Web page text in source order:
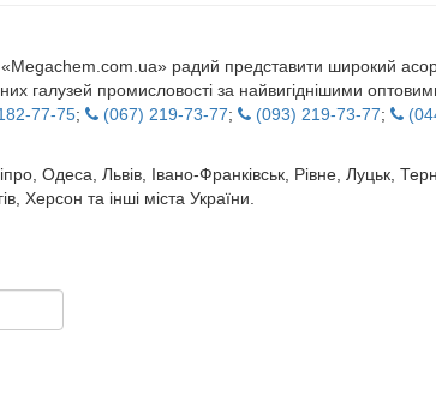
радий представити широкий
галузей промисловості за найвигіднішими
77-75; (067) 219-73-77; (093) 219-73-77;
Одеса, Львів, Івано-Франківськ, Рівне, Луцьк,
Херсон та інші міста України.